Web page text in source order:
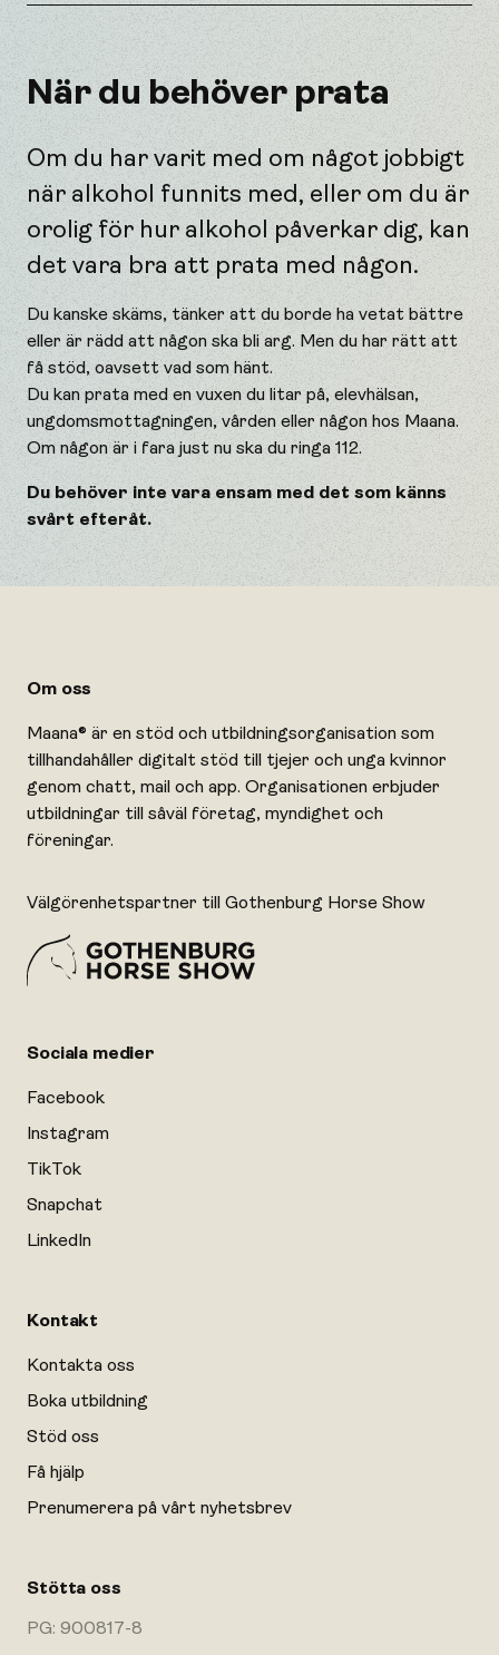
När du behöver prata
Om du har varit med om något jobbigt
när alkohol funnits med, eller om du är
orolig för hur alkohol påverkar dig, kan
det vara bra att prata med någon.
Du kanske skäms, tänker att du borde ha vetat bättre
eller är rädd att någon ska bli arg. Men du har rätt att
få stöd, oavsett vad som hänt.
Du kan prata med en vuxen du litar på, elevhälsan,
ungdomsmottagningen, vården eller någon hos Maana.
Om någon är i fara just nu ska du ringa 112.
Du behöver inte vara ensam med det som känns
svårt efteråt.
Om oss
Maana® är en stöd och utbildningsorganisation som
tillhandahåller digitalt stöd till tjejer och unga kvinnor
genom chatt, mail och app. Organisationen erbjuder
utbildningar till såväl företag, myndighet och
föreningar.
Välgörenhetspartner till Gothenburg Horse Show
Sociala medier
Facebook
Instagram
TikTok
Snapchat
LinkedIn
Kontakt
Kontakta oss
Boka utbildning
Stöd oss
Få hjälp
Prenumerera på vårt nyhetsbrev
Stötta oss
PG: 900817-8